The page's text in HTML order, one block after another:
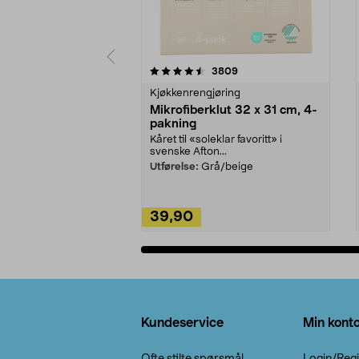
3809anmeldelser
Kjøkkenrengjøring
Mikrofiberklut 32 x 31 cm, 4-
pakning
Kåret til «soleklar favoritt» i
svenske Afton...
Utførelse: Grå/beige
39,90
4.5av 5 stjerner
Kundeservice Min